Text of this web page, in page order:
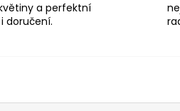
a perfektní
doručení.